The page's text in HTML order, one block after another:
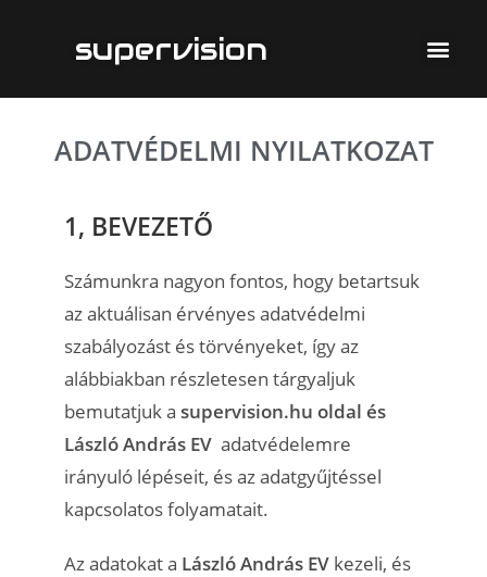
supervision
ADATVÉDELMI NYILATKOZAT
1, BEVEZETŐ
Számunkra nagyon fontos, hogy betartsuk
az aktuálisan érvényes adatvédelmi
szabályozást és törvényeket, így az
alábbiakban részletesen tárgyaljuk
bemutatjuk asupervision.hu oldal és
László András EV adatvédelemre
irányuló lépéseit, és az adatgyűjtéssel
kapcsolatos folyamatait.
Az adatokat a László András EV kezeli, és